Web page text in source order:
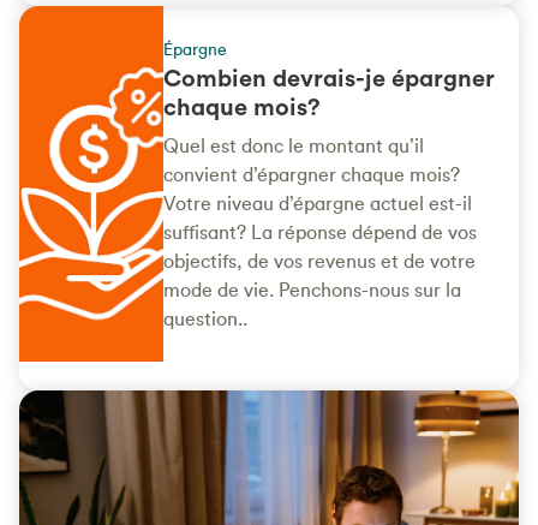
Épargne
Combien devrais-je épargner
chaque mois?
Quel est donc le montant qu’il
convient d’épargner chaque mois?
Votre niveau d’épargne actuel est-il
suffisant? La réponse dépend de vos
objectifs, de vos revenus et de votre
mode de vie. Penchons-nous sur la
question..